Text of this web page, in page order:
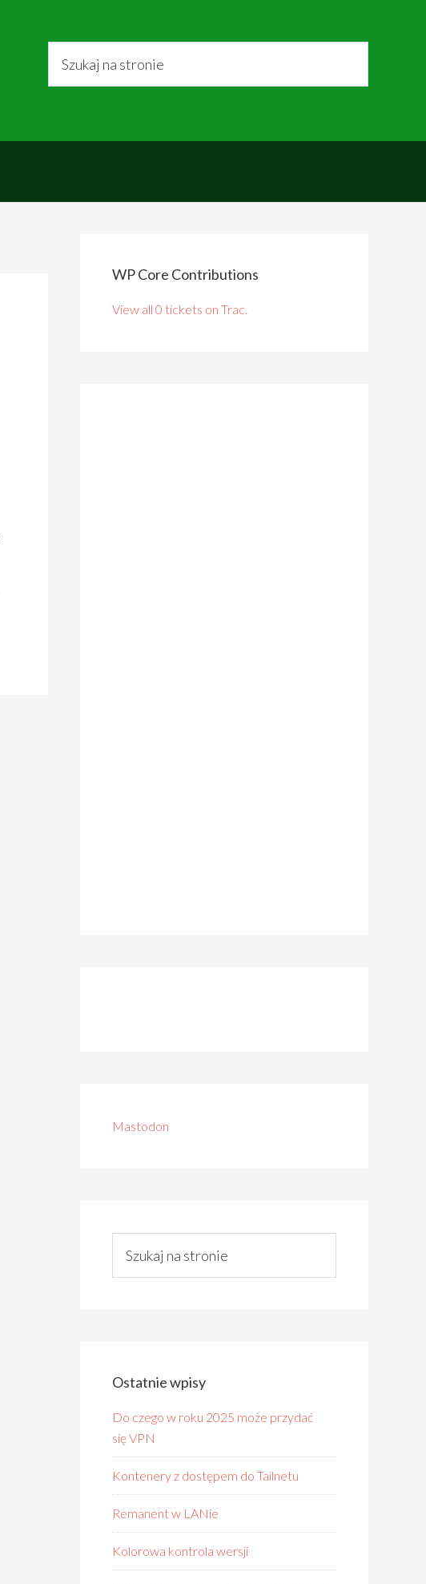
WP Core Contributions
View all 0 tickets on Trac.
Mastodon
Ostatnie wpisy
Do czego w roku 2025 może przydać
się VPN
Kontenery z dostępem do Tailnetu
Remanent w LANie
Kolorowa kontrola wersji